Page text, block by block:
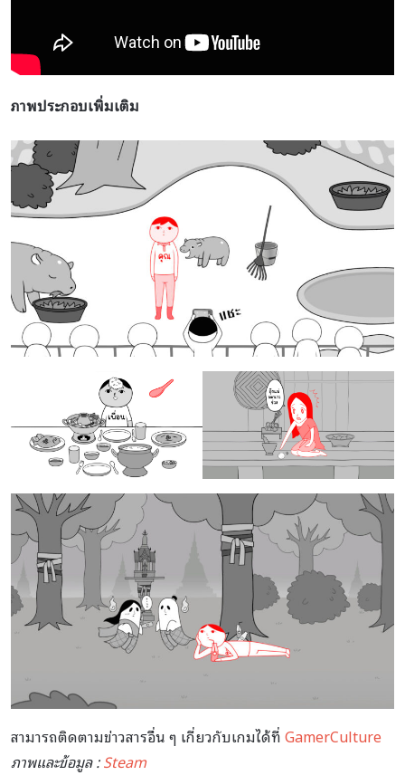
ภาพประกอบเพิ่มเติม
สามารถติดตามข่าวสารอื่น ๆ เกี่ยวกับเกมได้ที่GamerCulture
ภาพและข้อมูล :Steam